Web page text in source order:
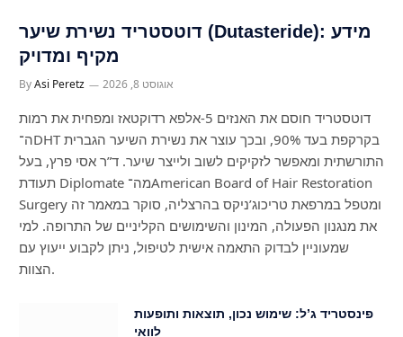
דוטסטריד נשירת שיער (Dutasteride): מידע
מקיף ומדויק
ByAsi Peretz אוגוסט 8, 2026
דוטסטריד חוסם את האנזים 5-אלפא רדוקטאז ומפחית את רמות
ה־DHT בקרקפת בעד 90%, ובכך עוצר את נשירת השיער הגברית
התורשתית ומאפשר לזקיקים לשוב ולייצר שיער. ד”ר אסי פרץ, בעל
תעודת Diplomate מה־American Board of Hair Restoration
Surgery ומטפל במרפאת טריכוג’ניקס בהרצליה, סוקר במאמר זה
את מנגנון הפעולה, המינון והשימושים הקליניים של התרופה. למי
שמעוניין לבדוק התאמה אישית לטיפול, ניתן לקבוע ייעוץ עם
הצוות.
פינסטריד ג’ל: שימוש נכון, תוצאות ותופעות
לוואי